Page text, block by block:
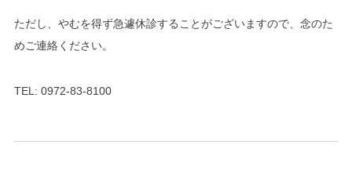
ただし、やむを得ず急遽休診することがございますので、念のた
めご連絡ください。
TEL: 0972-83-8100